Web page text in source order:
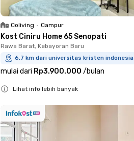
Coliving • Campur
Kost Ciniru Home 65 Senopati
Rawa Barat, Kebayoran Baru
6.7 km dari universitas kristen indonesia
mulai dari Rp3.900.000 /bulan
Lihat info lebih banyak